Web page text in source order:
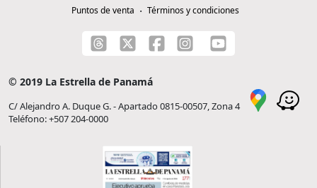
Puntos de venta
Términos y condiciones
© 2019 La Estrella de Panamá
C/ Alejandro A. Duque G. - Apartado 0815-00507, Zona 4
Teléfono: +507 204-0000